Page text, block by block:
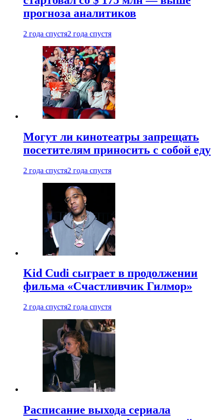
прогноза аналитиков
2 года спустя2 года спустя
Могут ли кинотеатры запрещать
посетителям приносить с собой еду
2 года спустя2 года спустя
Kid Cudi сыграет в продолжении
фильма «Счастливчик Гилмор»
2 года спустя2 года спустя
Расписание выхода сериала